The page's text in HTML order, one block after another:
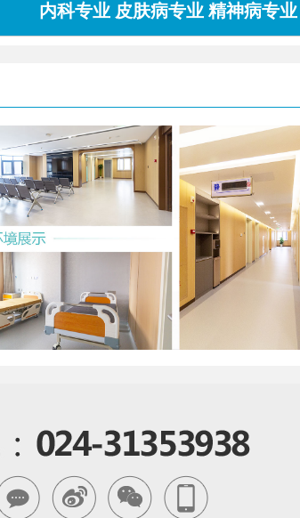
内科专业 皮肤病专业 精神病专业